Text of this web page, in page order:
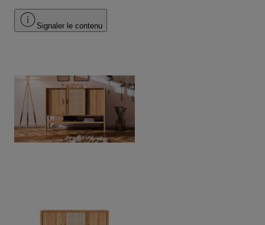
Signaler le contenu